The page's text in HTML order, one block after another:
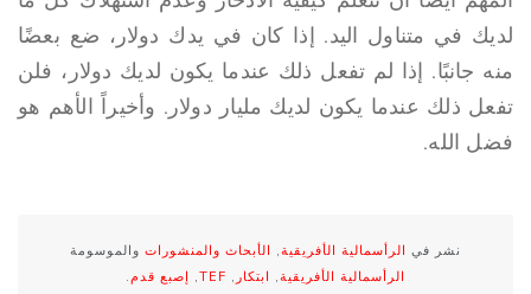
لديك في متناول اليد. إذا كان في يدك دولار، ضع بعضًا
منه جانبًا. إذا لم تفعل ذلك عندما يكون لديك دولار، فلن
تفعل ذلك عندما يكون لديك مليار دولار. وأخيراً الأهم هو
فضل الله.
نشر في الرأسمالية الأفريقية الأبحاث والمنشورات والموسومة
الرأسمالية الأفريقية
ابتكار TEF إصبع قدم